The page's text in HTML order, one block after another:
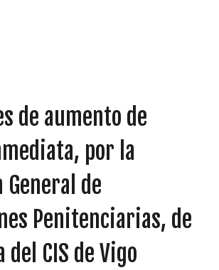
INICIATIVAS
TEMÁTICAS
de aumento de
por la
de
Penitenciarias, de
CIS de Vigo